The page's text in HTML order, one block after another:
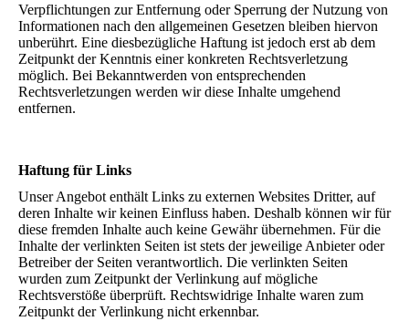
Verpflichtungen zur Entfernung oder Sperrung der Nutzung von
Informationen nach den allgemeinen Gesetzen bleiben hiervon
unberührt. Eine diesbezügliche Haftung ist jedoch erst ab dem
Zeitpunkt der Kenntnis einer konkreten Rechtsverletzung
möglich. Bei Bekanntwerden von entsprechenden
Rechtsverletzungen werden wir diese Inhalte umgehend
entfernen.
Haftung für Links
Unser Angebot enthält Links zu externen Websites Dritter, auf
deren Inhalte wir keinen Einfluss haben. Deshalb können wir für
diese fremden Inhalte auch keine Gewähr übernehmen. Für die
Inhalte der verlinkten Seiten ist stets der jeweilige Anbieter oder
Betreiber der Seiten verantwortlich. Die verlinkten Seiten
wurden zum Zeitpunkt der Verlinkung auf mögliche
Rechtsverstöße überprüft. Rechtswidrige Inhalte waren zum
Zeitpunkt der Verlinkung nicht erkennbar.